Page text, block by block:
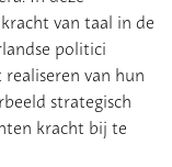
van taal in de
politici
van hun
strategisch
kracht bij te